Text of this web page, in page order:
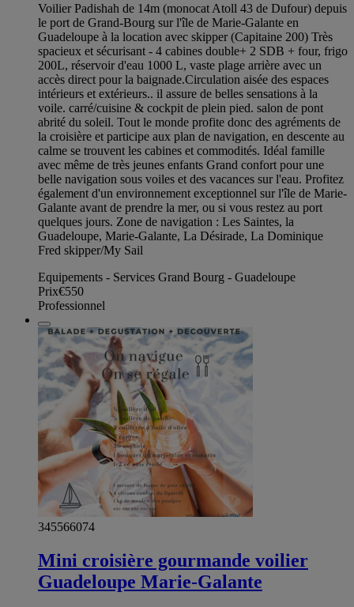
Voilier Padishah de 14m (monocat Atoll 43 de Dufour) depuis
le port de Grand-Bourg sur l'île de Marie-Galante en
Guadeloupe à la location avec skipper (Capitaine 200) Très
spacieux et sécurisant - 4 cabines double+ 2 SDB + four, frigo
200L, réservoir d'eau 1000 L, vaste plage arrière avec un
accès direct pour la baignade.Circulation aisée des espaces
intérieurs et extérieurs.. il assure de belles sensations à la
voile. carré/cuisine & cockpit de plein pied. salon de pont
abrité du soleil. Tout le monde profite donc des agréments de
la croisière et participe aux plan de navigation, en descente au
calme se trouvent les cabines et commodités. Idéal famille
avec même de très jeunes enfants Grand confort pour une
belle navigation sous voiles et des vacances sur l'eau. Profitez
également d'un environnement exceptionnel sur l'île de Marie-
Galante avant de prendre la mer, ou si vous restez au port
quelques jours. Zone de navigation : Les Saintes, la
Guadeloupe, Marie-Galante, La Désirade, La Dominique
Fred skipper/My Sail
Equipements - Services Grand Bourg - Guadeloupe
Prix€550
Professionnel
345566074
Mini croisière gourmande voilier
Guadeloupe Marie-Galante